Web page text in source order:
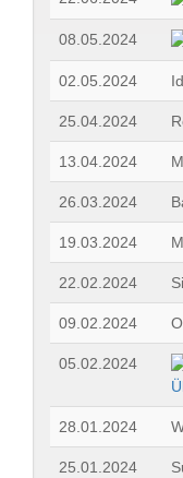
08.05.2024
02.05.2024
25.04.2024
13.04.2024
26.03.2024
19.03.2024
22.02.2024
09.02.2024
05.02.2024
28.01.2024
25.01.2024